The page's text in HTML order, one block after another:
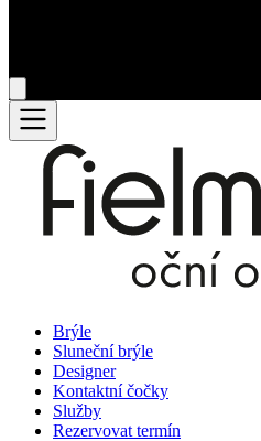
Brýle
Sluneční brýle
Designer
Kontaktní čočky
Služby
Rezervovat termín